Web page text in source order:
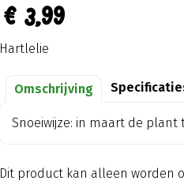
€ 3,99
Hartlelie
Omschrijving
Snoeiwijze: in maart de plant
Dit product kan alleen worden